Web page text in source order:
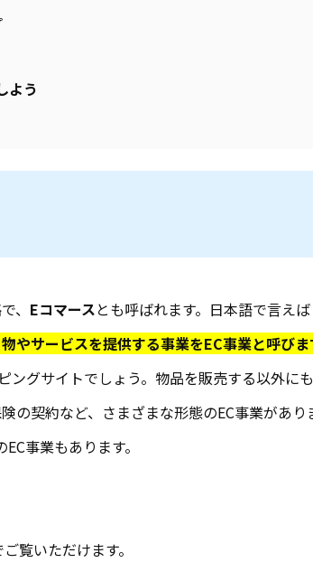
よう
、 Eコマースとも呼ばれます。日本語で言えば
やサービスを提供する事業をEC事業と呼びま
ングサイトでしょう。物品を販売する以外に
の契約など、さまざまな形態のEC事業があり
事業もあります。
覧いただけます。